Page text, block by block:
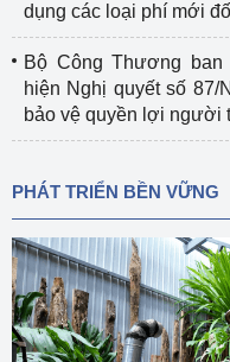
dụng các loại phí mới
Bộ Công Thương
hiện Nghị quyết số 87/
bảo vệ quyền lợi người
PHÁT TRIỂN BỀN VỮNG